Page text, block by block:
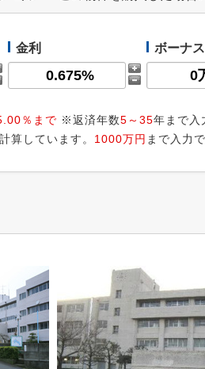
金利 ボーナ
％まで ※返済年数5～35年まで入
算しています。 1000万円 まで入力